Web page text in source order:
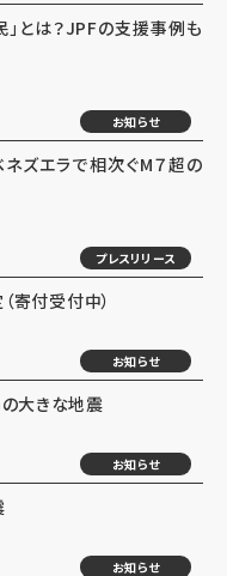
」とは？JPFの支援事例も
お知らせ
ズエラで相次ぐM７超の
プレスリリース
寄付受付中）
お知らせ
大きな地震
お知らせ
お知らせ